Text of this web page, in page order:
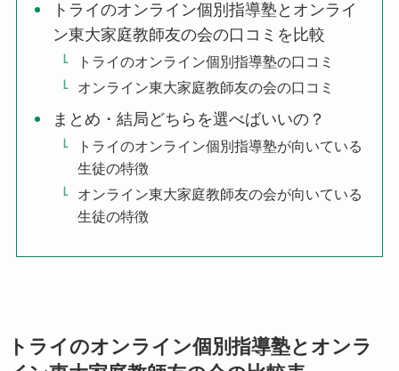
トライのオンライン個別指導塾とオンライ
ン東大家庭教師友の会の口コミを比較
トライのオンライン個別指導塾の口コミ
オンライン東大家庭教師友の会の口コミ
まとめ・結局どちらを選べばいいの？
トライのオンライン個別指導塾が向いている
生徒の特徴
オンライン東大家庭教師友の会が向いている
生徒の特徴
トライのオンライン個別指導塾とオンラ